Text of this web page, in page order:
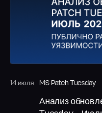
Аудит
14 июля MS Patch Tuesday
Анализ